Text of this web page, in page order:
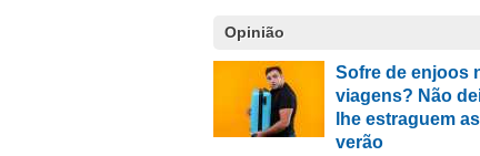
Opinião
Sofre de enjoos
viagens? Não
lhe estraguem
verão